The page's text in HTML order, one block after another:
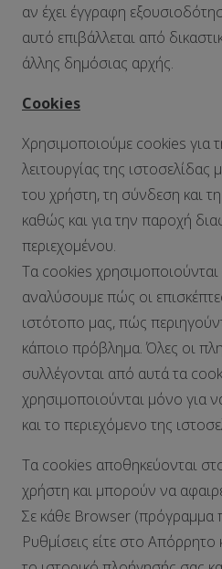
αν έχει έγγραφη
αυτό επιβάλλεται από
άλλης δημόσιας αρχής.
Cookies
Χρησιμοποιούμε cookies για
λειτουργίας της
του χρήστη, τη σύνδεση και
καθώς και για την παροχή
περιεχομένου.
Τα cookies χρησιμοποιούνται
αναλύσουμε πώς οι
ιστότοπο μας, πώς
κάποιο πρόβλημα. Όλες οι
συλλέγονται από αυτά τα
χρησιμοποιούνται μόνο για
και το περιεχόμενο της
Τα cookies αποθηκεύονται
χρήστη και μπορούν να
Σε κάθε Browser (πρόγραμμα
Ρυθμίσεις είτε στο Απόρρητο